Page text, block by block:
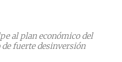
al plan económico del
fuerte desinversión